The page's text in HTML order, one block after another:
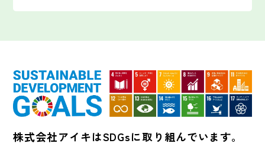
株式会社アイキはSDGsに取り組んでいます。